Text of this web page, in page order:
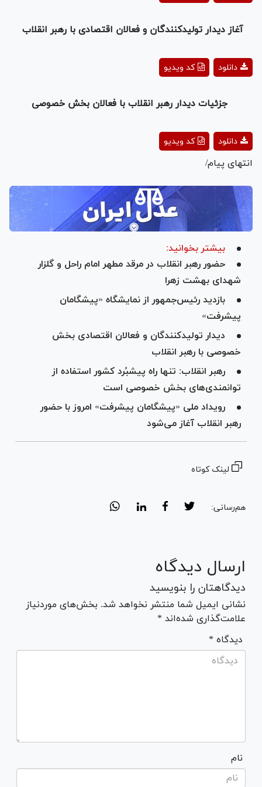
آغاز دیدار تولیدکنندگان و فعالان اقتصادی با رهبر انقلاب
Playکد ویدیو دانلود
جزئیات دیدار رهبر انقلاب با فعالان بخش خصوصی
Playکد ویدیو دانلود
انتهای پیام/
بیشتر بخوانید:
حضور رهبر انقلاب در مرقد مطهر امام راحل و گلزار
شهدای بهشت زهرا
بازدید رئیس‌جمهور از نمایشگاه «پیشگامان
پیشرفت»
دیدار تولیدکنندگان و فعالان اقتصادی بخش
خصوصی با رهبر انقلاب
رهبر انقلاب: تنها راه پیشبُرد کشور استفاده از
توانمندی‌های بخش خصوصی است
رویداد ملی «پیشگامان پیشرفت» امروز با حضور
رهبر انقلاب آغاز می‌شود
لینک کوتاه
هم‌رسانی:
ارسال دیدگاه
دیدگاهتان را بنویسید
نشانی ایمیل شما منتشر نخواهد شد. بخش‌های موردنیاز
علامت‌گذاری شده‌اند *
* دیدگاه
نام